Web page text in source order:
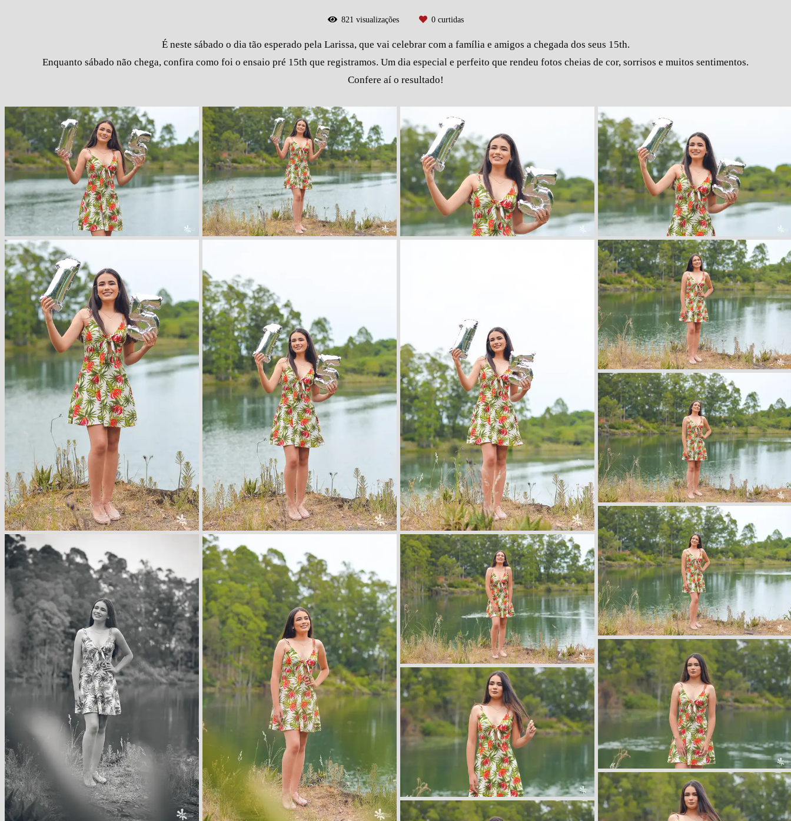
821 visualizações 0curtidas
É neste sábado o dia tão esperado pela Larissa, que vai celebrar com a família e amigos a chegada dos seus 15th.
Enquanto sábado não chega, confira como foi o ensaio pré 15th que registramos. Um dia especial e perfeito que rendeu fotos cheias de cor, sorrisos e muitos sentimentos.
Confere aí o resultado!